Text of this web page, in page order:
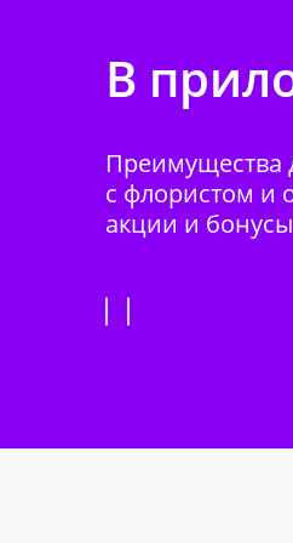
В
Преимущества
с флористом и
акции и